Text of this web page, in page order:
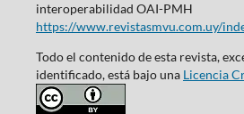
interoperabilidad OAI-PMH
https://www.revistasmvu.com.uy/
Todo el contenido de esta revista,
identificado, está bajo una Licencia